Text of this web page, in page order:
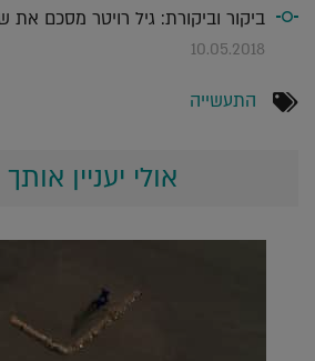
ביקור וביקורת: גיל רויטר מסכם את
10.05.2018
התעשייה
אולי יעניין